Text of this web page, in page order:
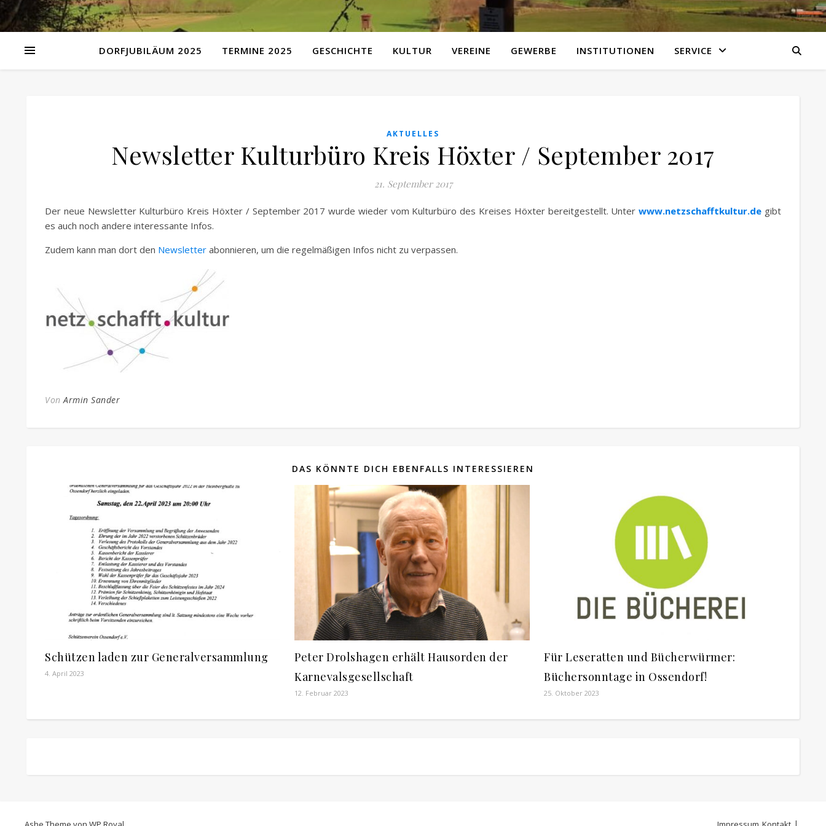
DORFJUBILÄUM 2025 TERMINE 2025 GESCHICHTE KULTUR VEREINE GEWERBE INSTITUTIONEN SERVICE
AKTUELLES
Newsletter Kulturbüro Kreis Höxter / September 2017
21. September 2017
Der neue Newsletter Kulturbüro Kreis Höxter / September 2017 wurde wieder vom Kulturbüro des Kreises Höxter bereitgestellt. Unterwww.netzschafftkultur.de gibt
es auch noch andere interessante Infos.
Zudem kann man dort den Newsletter abonnieren, um die regelmäßigen Infos nicht zu verpassen.
VonArmin Sander
DAS KÖNNTE DICH EBENFALLS INTERESSIEREN
Schützen laden zur Generalversammlung
4. April 2023
Peter Drolshagen erhält Hausorden der
Karnevalsgesellschaft
12. Februar 2023
Für Leseratten und Bücherwürmer:
Büchersonntage in Ossendorf!
25. Oktober 2023